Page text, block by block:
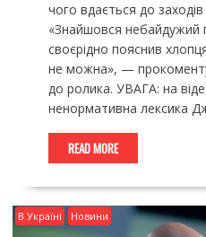
чого вдається до
«Знайшовся небайдужий
своєрідно пояснив
не можна», —
до ролика. УВАГА: на
ненормативна лексика
READ MORE
В Україні Новини